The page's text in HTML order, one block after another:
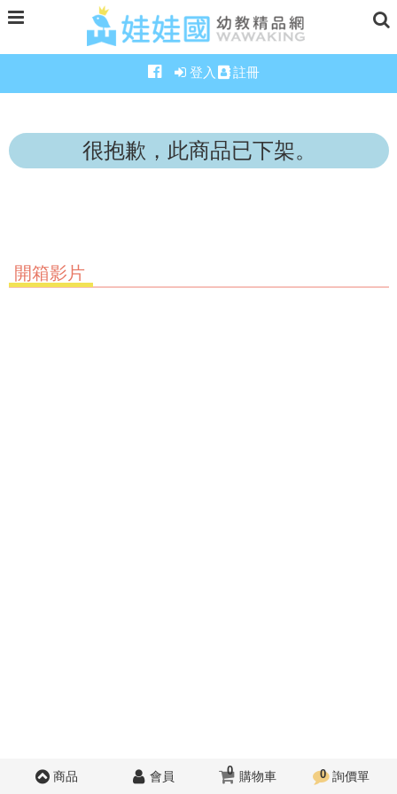
登入 註冊
很抱歉，此商品已下架。
開箱影片
商品 會員 0 購物車 0 詢價單